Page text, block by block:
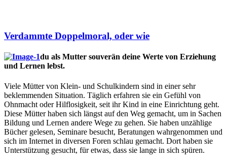
Verdammte Doppelmoral, oder wie
du als Mutter souverän deine Werte von Erziehung
und Lernen lebst.
Viele Mütter von Klein- und Schulkindern sind in einer sehr
beklemmenden Situation. Täglich erfahren sie ein Gefühl von
Ohnmacht oder Hilflosigkeit, seit ihr Kind in eine Einrichtung geht.
Diese Mütter haben sich längst auf den Weg gemacht, um in Sachen
Bildung und Lernen andere Wege zu gehen. Sie haben unzählige
Bücher gelesen, Seminare besucht, Beratungen wahrgenommen und
sich im Internet in diversen Foren schlau gemacht. Dort haben sie
Unterstützung gesucht, für etwas, dass sie lange in sich spüren.